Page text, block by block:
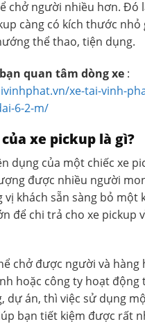
chở người nhiều hơn. Đó
càng có kích thước
thể thao, tiện dụng.
quan tâm dòng xe :
xe-tai-vinh-
6-2-m/
xe pickup là gì?
dụng của một chiếc xe
được nhiều người
vị khách sẵn sàng bỏ một
để chi trả cho xe pickup
chở được người và hàng
hoặc công ty hoạt động
dự án, thì việc sử dụng
bạn tiết kiệm được rất